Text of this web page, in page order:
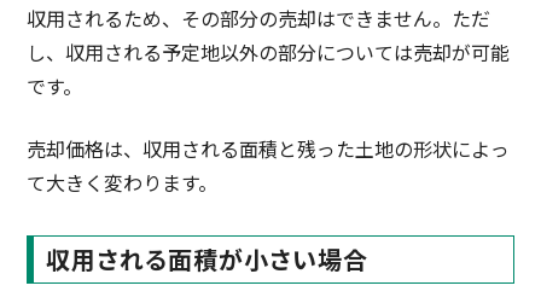
収用されるため、その部分の売却はできません。ただ
し、収用される予定地以外の部分については売却が可能
です。
売却価格は、収用される面積と残った土地の形状によっ
て大きく変わります。
収用される面積が小さい場合